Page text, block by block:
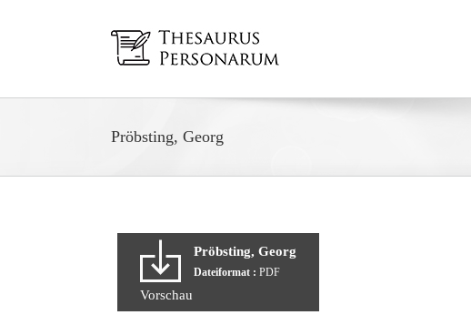
Pröbsting, Georg
Pröbsting, Georg
Dateiformat : PDF
Vorschau